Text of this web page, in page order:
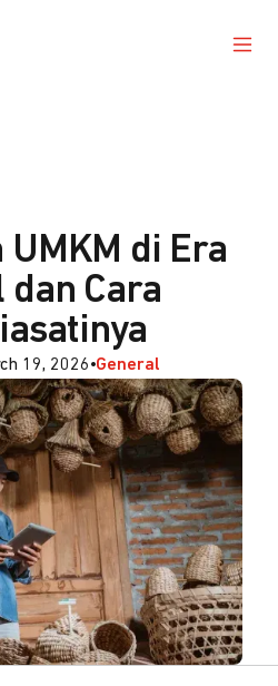
UMKM di Era
dan Cara
19, 2026•General